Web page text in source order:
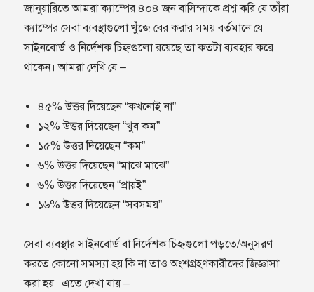
জানুয়ারিতে আমরা ক্যাম্পের ৪০৪ জন বাসিন্দাকে প্রশ্ন করি যে তাঁরা
ক্যাম্পের সেবা ব্যবস্থাগুলো খুঁজে বের করার সময় বর্তমানে যে
সাইনবোর্ড ও নির্দেশক চিহ্নগুলো রয়েছে তা কতটা ব্যবহার করে
থাকেন। আমরা দেখি যে –
৪৫% উত্তর দিয়েছেন “কখনোই না”
১২% উত্তর দিয়েছেন “খুব কম”
১৫% উত্তর দিয়েছেন “কম”
৬% উত্তর দিয়েছেন “মাঝে মাঝে”
৬% উত্তর দিয়েছেন “প্রায়ই”
১৬% উত্তর দিয়েছেন “সবসময়”।
সেবা ব্যবস্থার সাইনবোর্ড বা নির্দেশক চিহ্নগুলো পড়তে/অনুসরণ
করতে কোনো সমস্যা হয় কি না তাও অংশগ্রহণকারীদের জিজ্ঞাসা
করা হয়। এতে দেখা যায় –